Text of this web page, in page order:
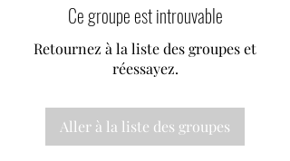
Ce groupe est introuvable
Retournez à la liste des groupes et
réessayez.
Aller à la liste des groupes